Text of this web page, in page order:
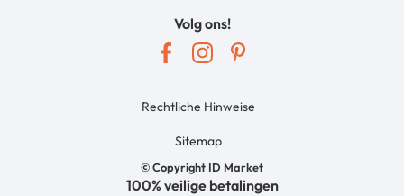
Volg ons!
© Copyright ID Market
Rechtliche Hinweise
Sitemap
100% veilige betalingen